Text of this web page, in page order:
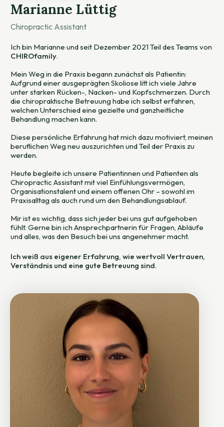
Marianne Lüttig
Chiropractic Assistant
Ich bin Marianne und seit Dezember 2021 Teil des Teams von
CHIROfamily.
Mein Weg in die Praxis begann zunächst als Patientin:
Aufgrund einer ausgeprägten Skoliose litt ich viele Jahre
unter starken Rücken-, Nacken- und Kopfschmerzen. Durch
die chiropraktische Betreuung habe ich selbst erfahren,
welchen Unterschied eine gezielte und ganzheitliche
Behandlung machen kann.
Diese persönliche Erfahrung hat mich dazu motiviert, meinen
beruflichen Weg neu auszurichten und Teil der Praxis zu
werden.
Heute begleite ich unsere Patientinnen und Patienten als
Chiropractic Assistant mit viel Einfühlungsvermögen,
Organisationstalent und einem offenen Ohr – sowohl im
Praxisalltag als auch rund um den Behandlungsablauf.
Mir ist es wichtig, dass sich jeder bei uns gut aufgehoben
fühlt. Gerne bin ich Ansprechpartnerin für Fragen, Abläufe
und alles, was den Besuch bei uns angenehmer macht.
Ich weiß aus eigener Erfahrung, wie wertvoll Vertrauen,
Verständnis und eine gute Betreuung sind.